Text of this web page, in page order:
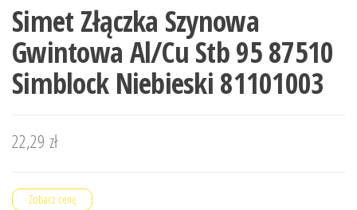
Simet Złączka Szynowa
Gwintowa Al/Cu Stb 95 87510
Simblock Niebieski 81101003
22,29 zł
Zobacz cenę